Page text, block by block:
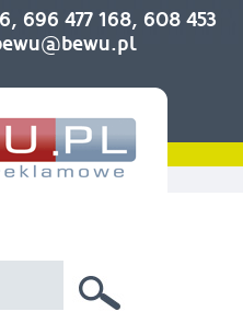
696 477 168, 608 453